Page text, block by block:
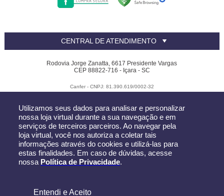
Utilizamos seus dados para analisar e personalizar
nossa loja virtual durante a sua navegação e em
serviços de terceiros parceiros. Ao navegar pela
loja virtual, você nos autoriza a coletar tais
informações através do cookies e utilizá-las para
estas finalidades. Em caso de dúvidas, acesse
nossa Política de Privacidade.
Entendi e Aceito
CENTRAL DE ATENDIMENTO
Rodovia Jorge Zanatta, 6617 Presidente Vargas
CEP 88822-716 - Içara - SC
Canfer - CNPJ: 81.390.619/0002-32
R$ 5.982,20